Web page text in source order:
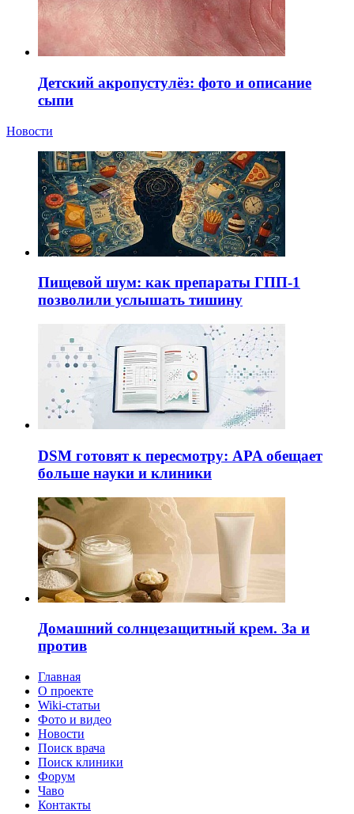
Детский акропустулёз: фото и описание
сыпи
Новости
Пищевой шум: как препараты ГПП-1
позволили услышать тишину
DSM готовят к пересмотру: APA обещает
больше науки и клиники
Домашний солнцезащитный крем. За и
против
Главная
О проекте
Wiki-статьи
Фото и видео
Новости
Поиск врача
Поиск клиники
Форум
Чаво
Контакты